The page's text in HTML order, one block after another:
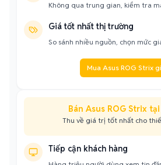
Không qua trung gian, kiểm tra
Giá tốt nhất thị trường
So sánh nhiều nguồn, chọn mức
Mua Asus ROG Strix
Bán Asus ROG Strix
Thu về giá trị tốt nhất cho
Tiếp cận khách hàng